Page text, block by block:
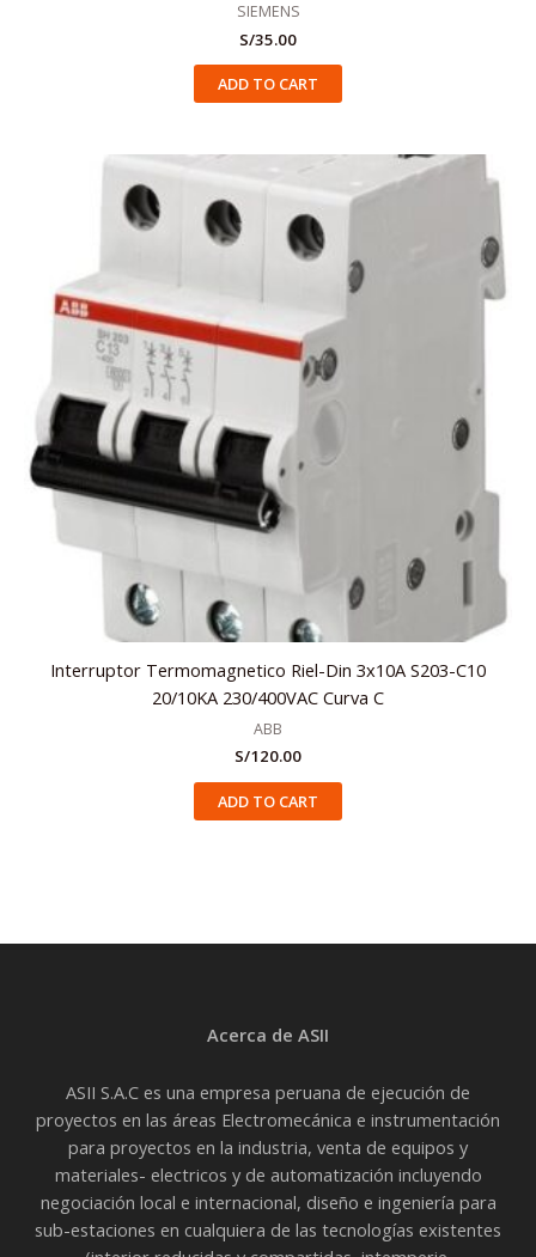
SIEMENS
S/35.00
ADD TO CART
Interruptor Termomagnetico Riel-Din 3x10A S203-C10
20/10KA 230/400VAC Curva C
ABB
S/120.00
ADD TO CART
Acerca de ASII
ASII S.A.C es una empresa peruana de ejecución de
proyectos en las áreas Electromecánica e instrumentación
para proyectos en la industria, venta de equipos y
materiales- electricos y de automatización incluyendo
negociación local e internacional, diseño e ingeniería para
sub-estaciones en cualquiera de las tecnologías existentes